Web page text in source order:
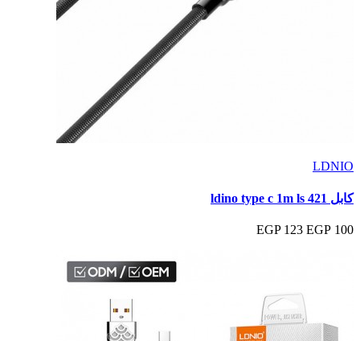
LDNIO
كابل ldino type c 1m ls 421
100 EGP
123 EGP